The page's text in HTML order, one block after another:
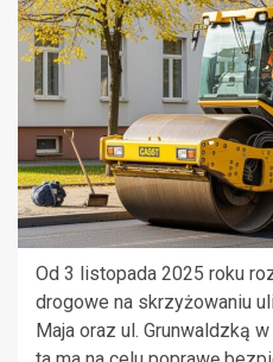
Od 3 listopada 2025 roku
drogowe na skrzyżowaniu
Maja oraz ul. Grunwaldzką